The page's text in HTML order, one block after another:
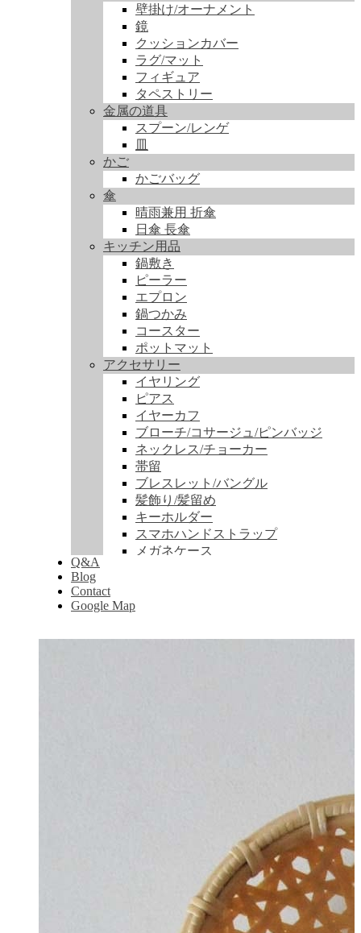
壁掛け/オーナメント
鏡
クッションカバー
ラグ/マット
フィギュア
タペストリー
金属の道具
スプーン/レンゲ
皿
かご
かごバッグ
傘
晴雨兼用 折傘
日傘 長傘
キッチン用品
鍋敷き
ピーラー
エプロン
鍋つかみ
コースター
ポットマット
アクセサリー
イヤリング
ピアス
イヤーカフ
ブローチ/コサージュ/ピンバッジ
ネックレス/チョーカー
帯留
ブレスレット/バングル
髪飾り/髪留め
キーホルダー
スマホハンドストラップ
メガネケース
Q&A
Blog
Contact
Google Map